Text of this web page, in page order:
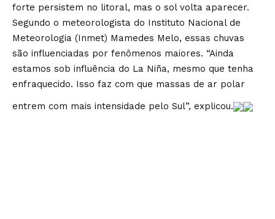
forte persistem no litoral, mas o sol volta aparecer.
Segundo o meteorologista do Instituto Nacional de
Meteorologia (Inmet) Mamedes Melo, essas chuvas
são influenciadas por fenômenos maiores. “Ainda
estamos sob influência do La Niña, mesmo que tenha
enfraquecido. Isso faz com que massas de ar polar
entrem com mais intensidade pelo Sul”, explicou.